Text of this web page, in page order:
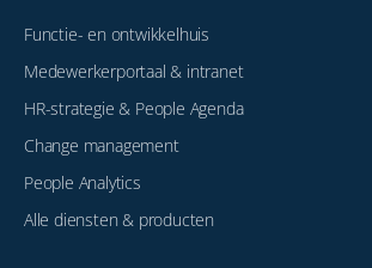
Functie- en ontwikkelhuis
Medewerkerportaal & intranet
HR-strategie & People Agenda
Change management
People Analytics
Alle diensten & producten